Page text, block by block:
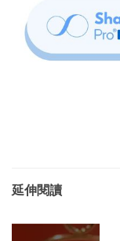
延伸閱讀